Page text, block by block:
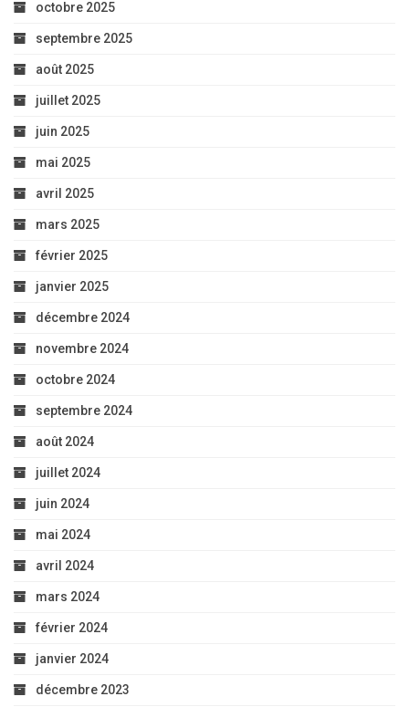
octobre 2025
septembre 2025
août 2025
juillet 2025
juin 2025
mai 2025
avril 2025
mars 2025
février 2025
janvier 2025
décembre 2024
novembre 2024
octobre 2024
septembre 2024
août 2024
juillet 2024
juin 2024
mai 2024
avril 2024
mars 2024
février 2024
janvier 2024
décembre 2023